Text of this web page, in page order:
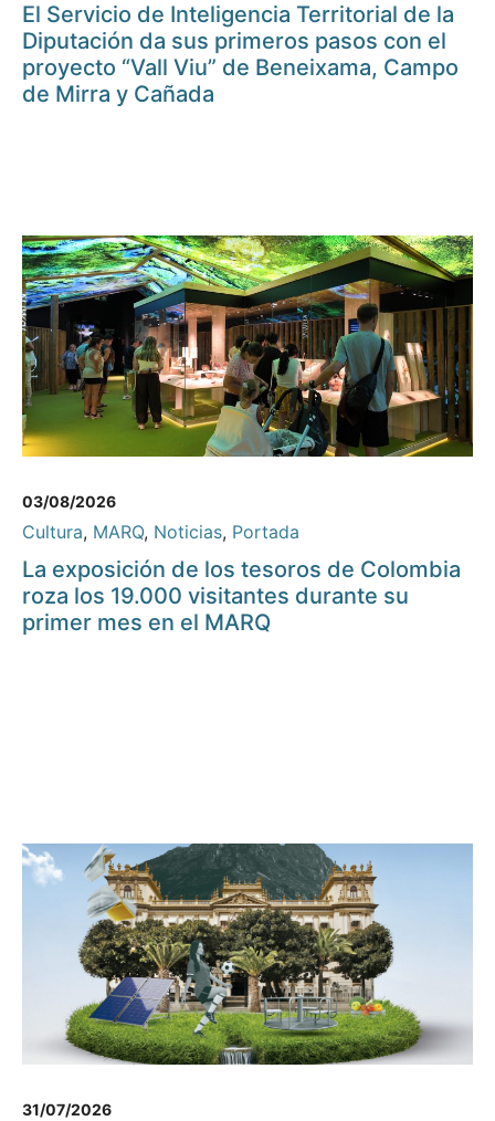
El Servicio de Inteligencia Territorial de la
Diputación da sus primeros pasos con el
proyecto “Vall Viu” de Beneixama, Campo
de Mirra y Cañada
03/08/2026
Cultura, MARQ, Noticias, Portada
La exposición de los tesoros de Colombia
roza los 19.000 visitantes durante su
primer mes en el MARQ
31/07/2026